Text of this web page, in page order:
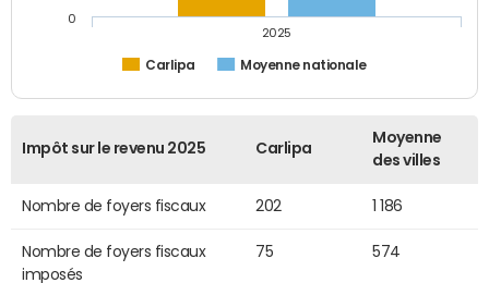
Carlipa Moyenne nationale
2025
0
Impôt sur le revenu 2025 Carlipa
Moyenne
des villes
Nombre de foyers fiscaux 202 1 186
Nombre de foyers fiscaux
imposés
75 574